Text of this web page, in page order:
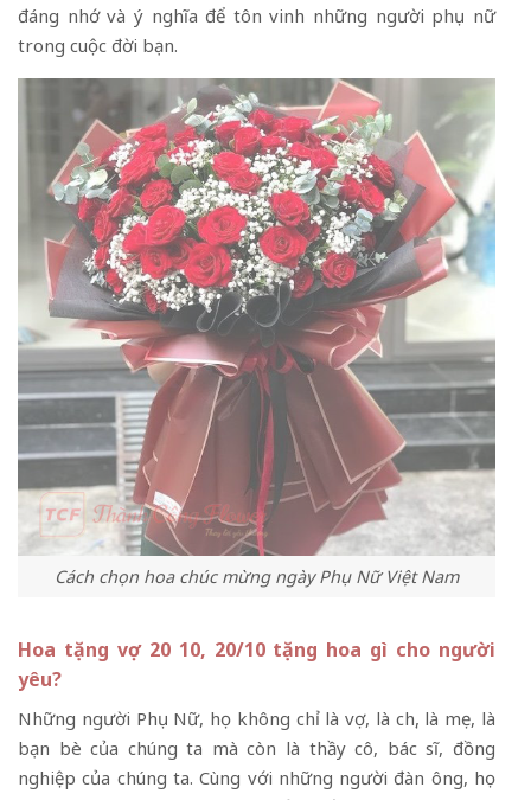
đáng nhớ và ý nghĩa để tôn vinh những người phụ nữ
trong cuộc đời bạn.
Cách chọn hoa chúc mừng ngày Phụ Nữ Việt Nam
Hoa tặng vợ 20 10, 20/10 tặng hoa gì cho người
yêu?
Những người Phụ Nữ, họ không chỉ là vợ, là chị, là mẹ, là
bạn bè của chúng ta mà còn là thầy cô, bác sĩ, đồng
nghiệp của chúng ta. Cùng với những người đàn ông, họ